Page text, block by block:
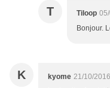
T Tiloop
Bonjour.
K kyome 21/10/